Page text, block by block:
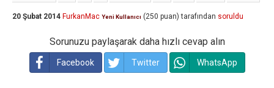
20 Şubat 2014 FurkanMac Yeni Kullanıcı (250 puan) tarafından soruldu
Sorunuzu paylaşarak daha hızlı cevap alın
Facebook Twitter WhatsApp